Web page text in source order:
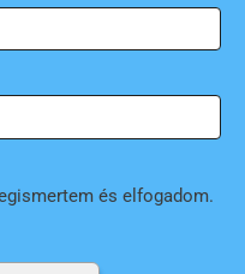
és elfogadom.